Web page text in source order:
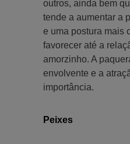
outros, ainda bem
tende a aumentar a
e uma postura mais
favorecer até a
amorzinho. A
envolvente e a
importância.
Peixes